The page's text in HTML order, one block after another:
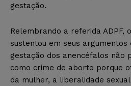
gestação.
Relembrando a referida ADPF,
sustentou em seus argumentos
gestação dos anencéfalos não
como crime de aborto porque
da mulher, a liberalidade